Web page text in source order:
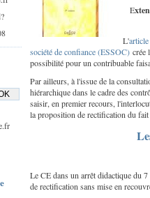
E
L'
société de confiance (ESSOC) crée
possibilité pour un contribuable
Par ailleurs, à l'issue de la
hiérarchique dans le cadre des
saisir, en premier recours,
la proposition de rectification du
Le CE dans un arrêt didactique du
de rectification sans mise en